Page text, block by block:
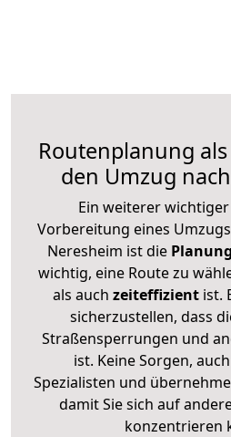
Routenplanung
den Umzug
Ein weiterer
Vorbereitung eines
Neresheim ist die
wichtig, eine Route zu
als auch zeiteffizientist.
sicherzustellen, dass
Straßensperrungen und
ist. Keine Sorgen,
Spezialisten und
damit Sie sich auf
konzentrieren